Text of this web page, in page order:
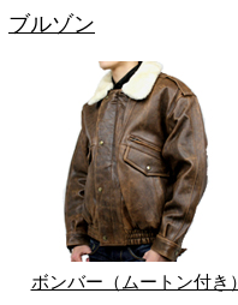
ブルゾン
ボンバー（ムートン付き）